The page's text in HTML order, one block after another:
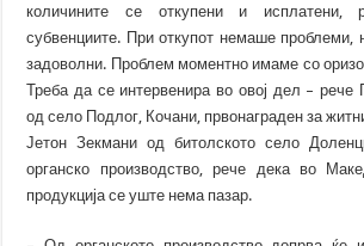
количините се откупени и исплатени,
субвенциите. При откупот немаше проблеми,
задоволни. Проблем моментно имаме со
Треба да се интервенира во овој дел – рече
од село Подлог, Кочани, првонаграден за
Јетон Зекмани од битолското село
органско производство, рече дека во
продукција се уште нема пазар.